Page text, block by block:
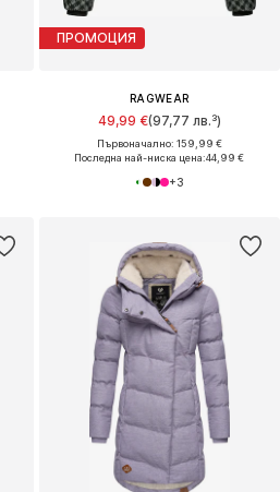
ПРОМОЦИЯ
RAGWEAR
49,99 €(97,77 лв.³)
Първоначално: 159,99 €
Последна най-ниска цена:44,99 €
+3